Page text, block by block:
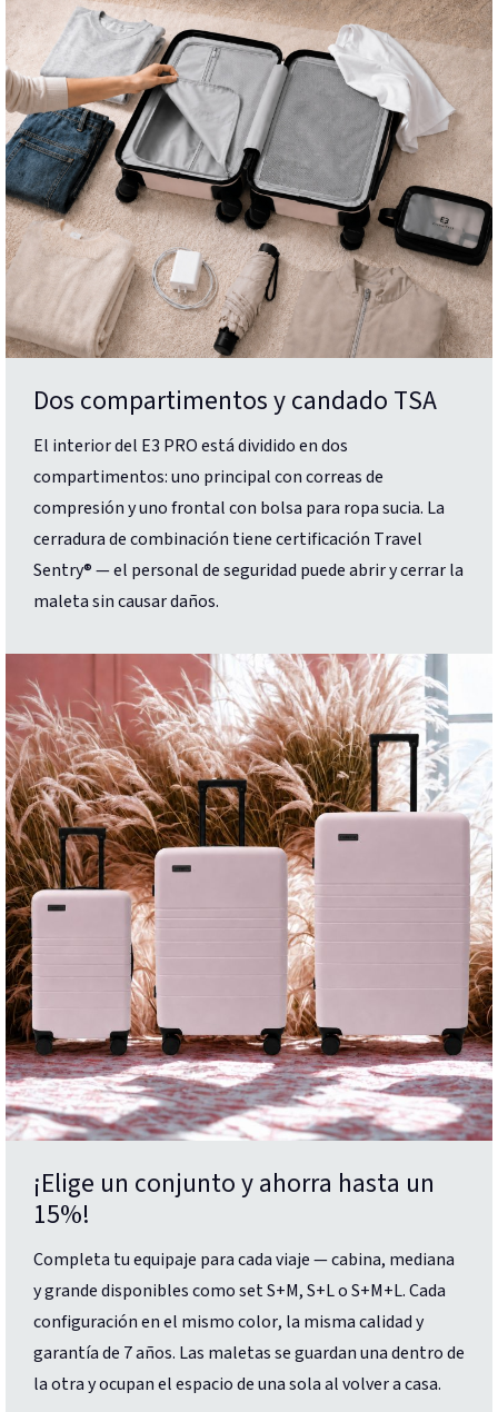
Dos compartimentos y candado TSA
El interior del E3 PRO está dividido en dos
compartimentos: uno principal con correas de
compresión y uno frontal con bolsa para ropa sucia. La
cerradura de combinación tiene certificación Travel
Sentry® — el personal de seguridad puede abrir y cerrar la
maleta sin causar daños.
¡Elige un conjunto y ahorra hasta un
15%!
Completa tu equipaje para cada viaje — cabina, mediana
y grande disponibles como set S+M, S+L o S+M+L. Cada
configuración en el mismo color, la misma calidad y
garantía de 7 años. Las maletas se guardan una dentro de
la otra y ocupan el espacio de una sola al volver a casa.